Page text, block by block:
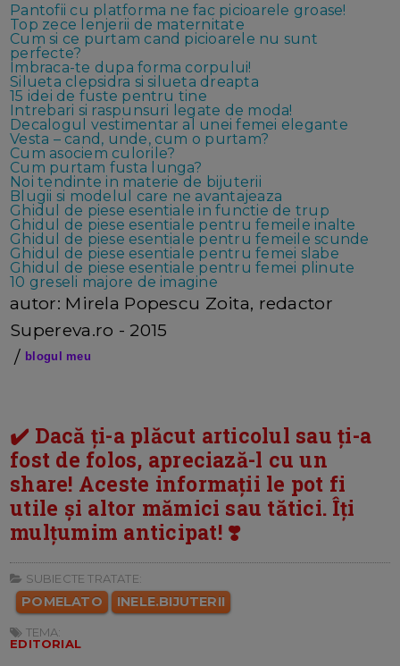
Pantofii cu platforma ne fac picioarele groase!
Top zece lenjerii de maternitate
Cum si ce purtam cand picioarele nu sunt
perfecte?
Imbraca-te dupa forma corpului!
Silueta clepsidra si silueta dreapta
15 idei de fuste pentru tine
Intrebari si raspunsuri legate de moda!
Decalogul vestimentar al unei femei elegante
Vesta – cand, unde, cum o purtam?
Cum asociem culorile?
Cum purtam fusta lunga?
Noi tendinte in materie de bijuterii
Blugii si modelul care ne avantajeaza
Ghidul de piese esentiale in functie de trup
Ghidul de piese esentiale pentru femeile inalte
Ghidul de piese esentiale pentru femeile scunde
Ghidul de piese esentiale pentru femei slabe
Ghidul de piese esentiale pentru femei plinute
10 greseli majore de imagine
autor: Mirela Popescu Zoita, redactor
Supereva.ro - 2015
/ blogul meu
✔️ Dacă ți-a plăcut articolul sau ți-a
fost de folos, apreciază-l cu un
share! Aceste informații le pot fi
utile și altor mămici sau tătici. Îți
mulțumim anticipat! ❣️
SUBIECTE TRATATE:
POMELATO INELE.BIJUTERII
TEMA:
EDITORIAL